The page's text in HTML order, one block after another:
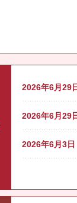
2026年6月29
2026年6月29
2026年6月3日